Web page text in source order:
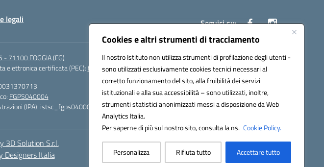
Cookies e altri strumenti di tracciamento
Il nostro Istituto non utilizza strumenti di profilazione degli utenti -
sono utilizzati esclusivamente cookies tecnici necessari al
corretto funzionamento del sito, alla fruibilità dei servizi
istituzionali e alla sua accessibilità – sono utilizzati, inoltre,
strumenti statistici anonimizzati messi a disposizione da Web
Analytics Italia.
Per saperne di più sul nostro sito, consulta la ns. Cookie Policy.
Personalizza Rifiuta tutto Accettare tutto
legali Seguici su:
- 71100 FOGGIA (FG)
elettronica certificata (PEC):fgps040004@pec.istruzione.it
FGPS040004
(IPA): istsc_fgps040004
3D Solution S.r.l.
Designers Italia